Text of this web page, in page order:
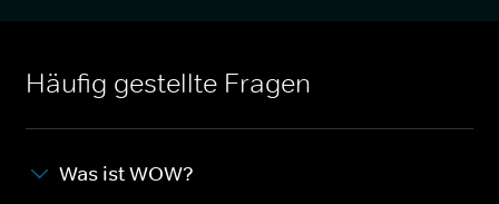
Häufig gestellte Fragen
Was ist WOW?